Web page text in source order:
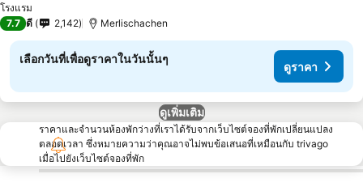
โรงแรม
7.7 ดี 2,142 Merlischachen
เลือกวันที่เพื่อดูราคาในวันนั้นๆ
ดูราคา
ดูเพิ่มเติม
ราคาและจำนวนห้องพักว่างที่เราได้รับจากเว็บไซต์จองที่พักเปลี่ยนแปลง
ตลอดเวลา ซึ่งหมายความว่าคุณอาจไม่พบข้อเสนอที่เหมือนกับ trivago
เมื่อไปยังเว็บไซต์จองที่พัก